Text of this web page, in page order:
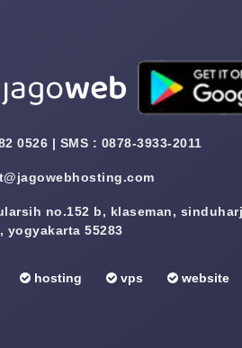
0526 | SMS : 0878-3933-2011
no.152 b, klaseman,
yogyakarta 55283
hosting vps website